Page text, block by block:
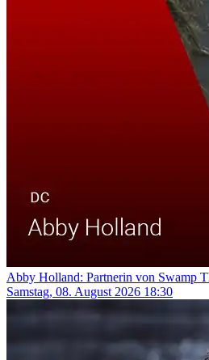
Abby Holland: Partnerin von Swamp
Samstag, 08. August 2026 18:30